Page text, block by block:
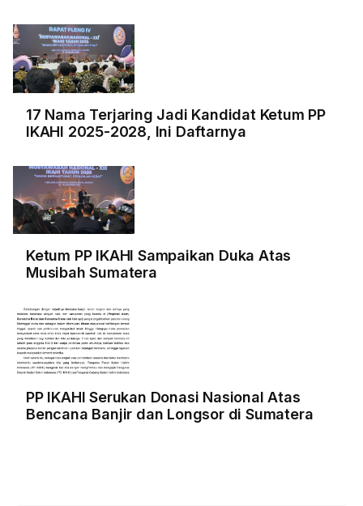
17 Nama Terjaring Jadi Kandidat Ketum PP
IKAHI 2025-2028, Ini Daftarnya
Ketum PP IKAHI Sampaikan Duka Atas
Musibah Sumatera
PP IKAHI Serukan Donasi Nasional Atas
Bencana Banjir dan Longsor di Sumatera